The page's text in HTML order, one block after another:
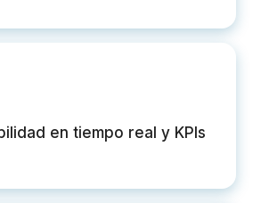
en tiempo real y KPIs